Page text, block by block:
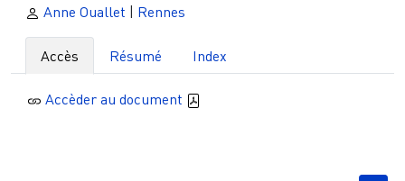
Anne Ouallet Rennes
Accès Résumé Index
Accèder au document